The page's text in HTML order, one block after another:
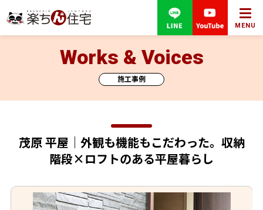
MENU
施工事例
Works & Voices
茂原 平屋｜外観も機能もこだわった。収納
階段×ロフトのある平屋暮らし